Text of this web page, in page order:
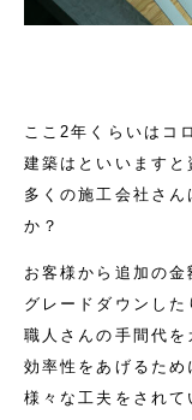
ここ2年くらいはコ
建築はといいます
多くの施工会社さ
か？
お客様から追加の金
グレードダウンした
職人さんの手間代を
効率性をあげるため
様々な工夫をされて